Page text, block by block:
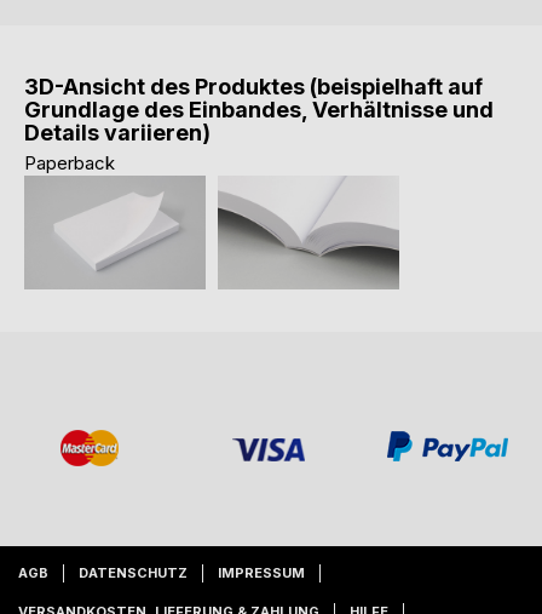
3D-Ansicht des Produktes (beispielhaft auf
Grundlage des Einbandes, Verhältnisse und
Details variieren)
Paperback
AGB DATENSCHUTZ IMPRESSUM